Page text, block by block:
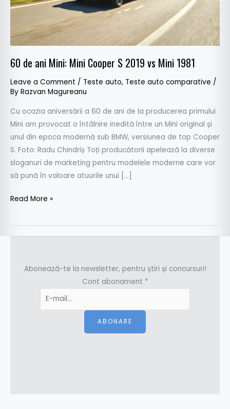
60 de ani Mini: Mini Cooper S 2019 vs Mini 1981
Leave a Comment / Teste auto, Teste auto comparative /
By Razvan Magureanu
Cu ocazia aniversării a 60 de ani de la producerea primului
Mini am provocat o întâlnire inedită între un Mini original și
unul din epoca modernă sub BMW, versiunea de top Cooper
S. Foto: Radu Chindriș Toți producătorii apelează la diverse
sloganuri de marketing pentru modelele moderne care vor
să pună în valoare atuurile unui […]
2019
Mini
1981
Read More »
Abonează-te la newsletter, pentru știri și concursuri!
Cont abonament *
ABONARE